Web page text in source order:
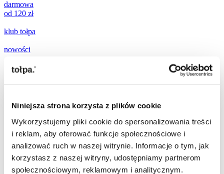
Niniejsza strona korzysta z plików cookie
Wykorzystujemy pliki cookie do spersonalizowania treści
i reklam, aby oferować funkcje społecznościowe i
analizować ruch w naszej witrynie. Informacje o tym, jak
korzystasz z naszej witryny, udostępniamy partnerom
społecznościowym, reklamowym i analitycznym.
darmowa
od 120 zł
klub tołpa
nowości
zestawy
prezentowe
popularne teraz:
[ ☀️SPF]
[ mikroigiełki]
[ ujędrnianie ]
[ witamina C ]